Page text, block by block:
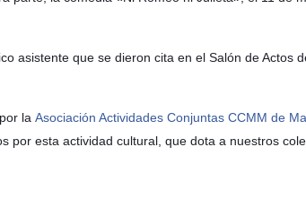
asistente que se dieron cita en el Salón de Actos
por laAsociación Actividades Conjuntas CCMM de
por esta actividad cultural, que dota a nuestros